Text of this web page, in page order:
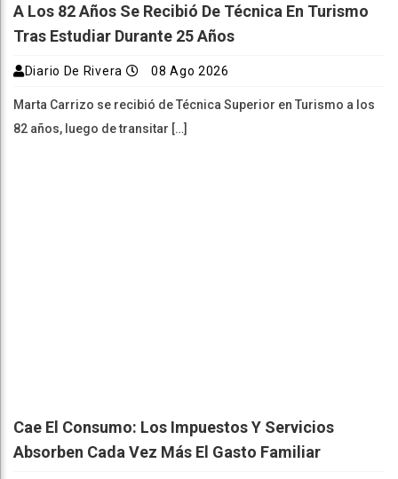
A Los 82 Años Se Recibió De Técnica En Turismo
Tras Estudiar Durante 25 Años
Diario De Rivera 08 Ago 2026
Marta Carrizo se recibió de Técnica Superior en Turismo a los
82 años, luego de transitar […]
Cae El Consumo: Los Impuestos Y Servicios
Absorben Cada Vez Más El Gasto Familiar